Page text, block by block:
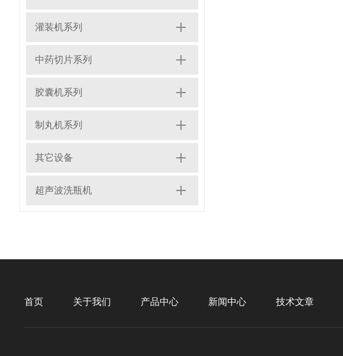
灌装机系列
中药切片系列
胶囊机系列
制丸机系列
其它设备
超声波洗瓶机
首页 关于我们 产品中心 新闻中心 技术文章